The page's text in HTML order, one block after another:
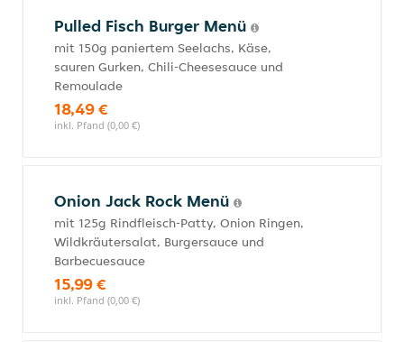
Pulled Fisch Burger Menü
mit 150g paniertem Seelachs, Käse,
sauren Gurken, Chili-Cheesesauce und
Remoulade
18,49 €
inkl. Pfand (0,00 €)
Onion Jack Rock Menü
mit 125g Rindfleisch-Patty, Onion Ringen,
Wildkräutersalat, Burgersauce und
Barbecuesauce
15,99 €
inkl. Pfand (0,00 €)